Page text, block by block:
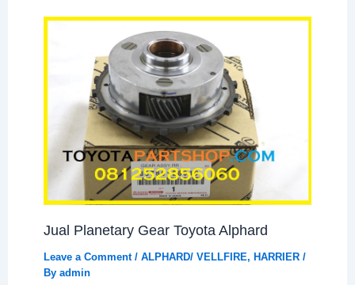
Jual Planetary Gear Toyota Alphard
Leave a Comment /ALPHARD/ VELLFIRE, HARRIER /
Byadmin